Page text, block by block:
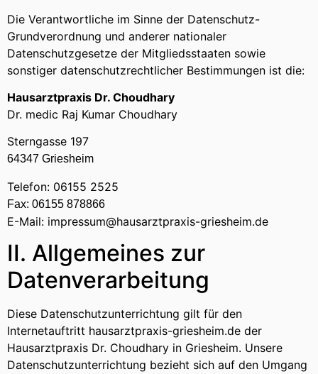
Die Verantwortliche im Sinne der Datenschutz-
Grundverordnung und anderer nationaler
Datenschutzgesetze der Mitgliedsstaaten sowie
sonstiger datenschutzrechtlicher Bestimmungen ist die:
Hausarztpraxis Dr. Choudhary
Dr. medic Raj Kumar Choudhary
Sterngasse 197
64347 Griesheim
Telefon: 06155 2525
Fax: 06155 878866
E-Mail: impressum@hausarztpraxis-griesheim.de
II. Allgemeines zur
Datenverarbeitung
Diese Datenschutzunterrichtung gilt für den
Internetauftritt hausarztpraxis-griesheim.de der
Hausarztpraxis Dr. Choudhary in Griesheim. Unsere
Datenschutzunterrichtung bezieht sich auf den Umgang